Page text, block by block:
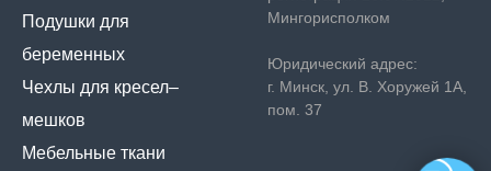
Подушки для
беременных
Чехлы для кресел–
мешков
Мебельные ткани
Мингорисполком
Юридический адрес:
г. Минск, ул. В. Хоружей 1А,
пом. 37